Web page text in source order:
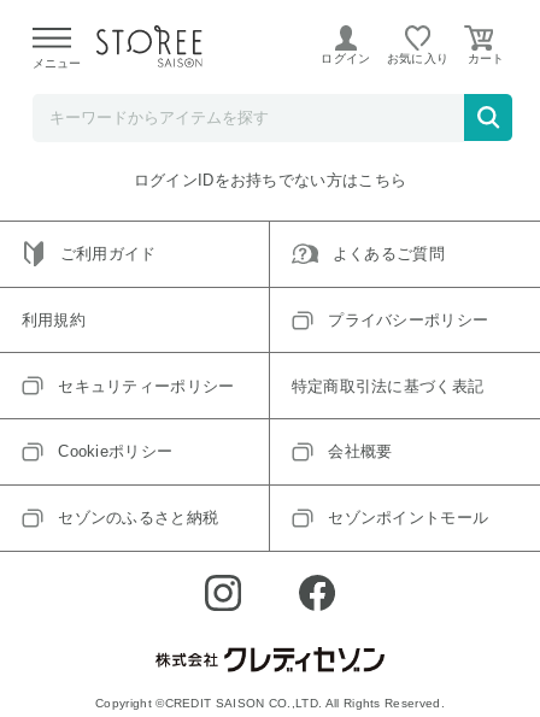
よる配送遅延が発生しております。
メニュー ログイン お気に入り
ご指定のアイテムは取り扱い終了、またはただいま取り扱い
トップへ戻る
ログインIDをお持ちでない方はこちら
ご利用ガイド よくあるご質問
利用規約 プライバシーポリシー
セキュリティーポリシー 特定商取引法に基づく表記
Cookieポリシー 会社概要
セゾンのふるさと納税 セゾンポイントモール
Copyright ©CREDIT SAISON CO.,LTD. All Rights Reserved.